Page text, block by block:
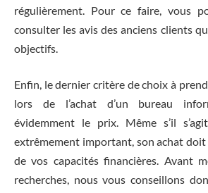
régulièrement. Pour ce faire, vous
consulter les avis des anciens clients
objectifs.
Enfin, le dernier critère de choix à
lors de l’achat d’un bureau
évidemment le prix. Même s’il
extrêmement important, son achat
de vos capacités financières. Avant
recherches, nous vous conseillons